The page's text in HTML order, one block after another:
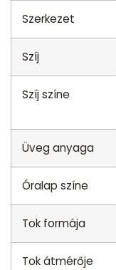
Szerkezet
Szíj
Szíj színe
Üveg anyaga
Óralap színe
Tok formája
Tok átmérője